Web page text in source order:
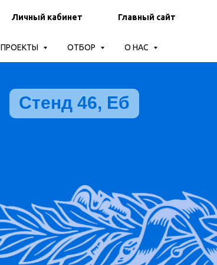
Личный кабинет Главный сайт
ПРОЕКТЫ ОТБОР О НАС
Стенд 46, Еб